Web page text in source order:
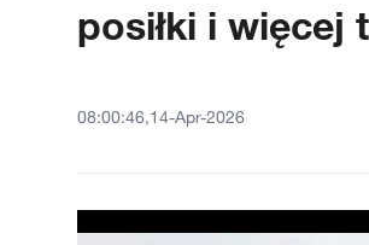
posiłki i więcej
08:00:46,14-Apr-2026